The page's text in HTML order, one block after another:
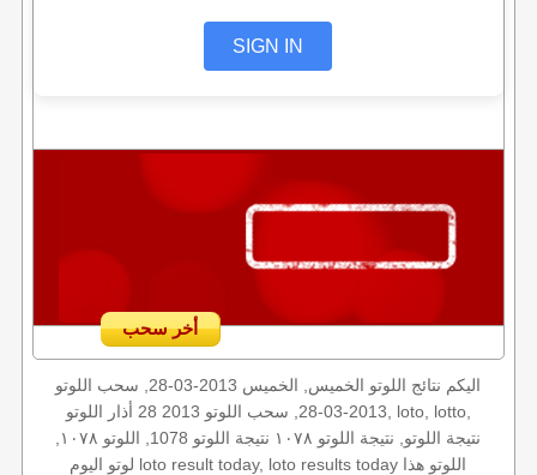
SIGN IN
أخر سحب
اليكم نتائج اللوتو الخميس, الخميس 2013-03-28, سحب اللوتو
2013-03-28, سحب اللوتو 2013 28 أذار اللوتو, loto, lotto,
لوتو اليوم loto result today, loto results today اللوتو هذا